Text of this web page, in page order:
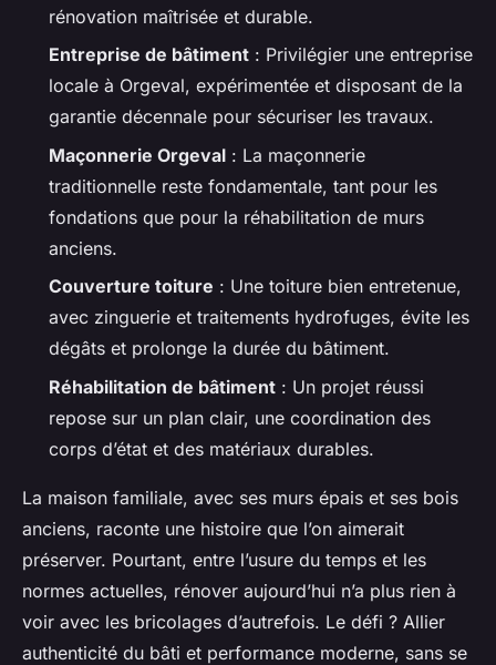
rénovation maîtrisée et durable.
Entreprise de bâtiment : Privilégier une entreprise
locale à Orgeval, expérimentée et disposant de la
garantie décennale pour sécuriser les travaux.
Maçonnerie Orgeval : La maçonnerie
traditionnelle reste fondamentale, tant pour les
fondations que pour la réhabilitation de murs
anciens.
Couverture toiture : Une toiture bien entretenue,
avec zinguerie et traitements hydrofuges, évite les
dégâts et prolonge la durée du bâtiment.
Réhabilitation de bâtiment : Un projet réussi
repose sur un plan clair, une coordination des
corps d’état et des matériaux durables.
La maison familiale, avec ses murs épais et ses bois
anciens, raconte une histoire que l’on aimerait
préserver. Pourtant, entre l’usure du temps et les
normes actuelles, rénover aujourd’hui n’a plus rien à
voir avec les bricolages d’autrefois. Le défi ? Allier
authenticité du bâti et performance moderne, sans se